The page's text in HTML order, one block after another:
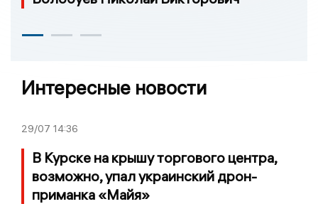
Интересные новости
29/07 14:36
В Курске на крышу торгового центра,
возможно, упал украинский дрон-
приманка «Майя»